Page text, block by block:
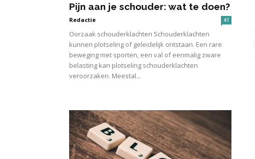
Pijn aan je schouder: wat te doen?
Redactie 41
Oorzaak schouderklachten Schouderklachten
kunnen plotseling of geleidelijk ontstaan. Een rare
beweging met sporten, een val of eenmalig zware
belasting kan plotseling schouderklachten
veroorzaken. Meestal...